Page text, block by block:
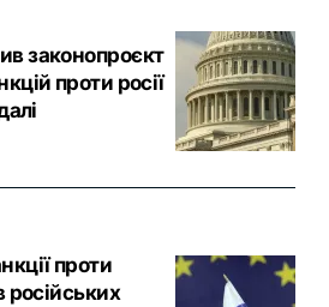
законопроєкт
проти росії
проти
російських